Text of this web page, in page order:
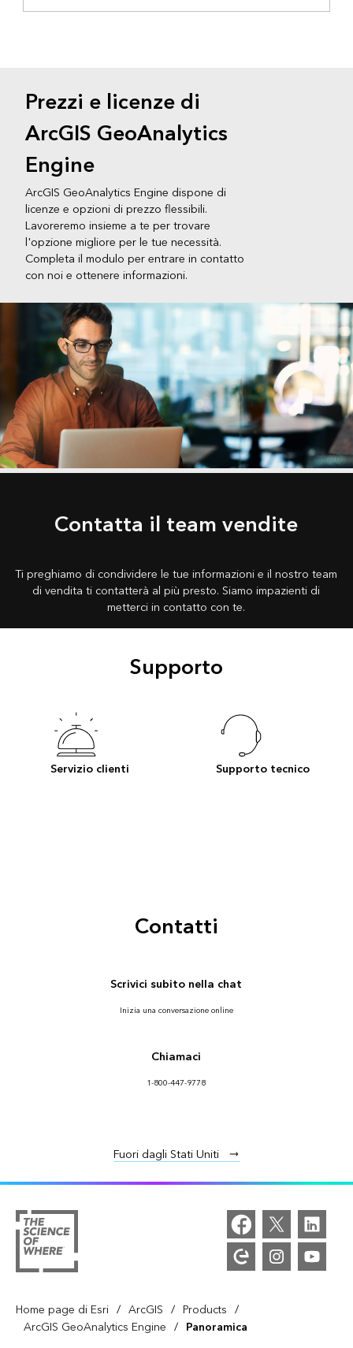
Prezzi e licenze di
ArcGIS GeoAnalytics
Engine
ArcGIS GeoAnalytics Engine dispone di
licenze e opzioni di prezzo flessibili.
Lavoreremo insieme a te per trovare
l'opzione migliore per le tue necessità.
Completa il modulo per entrare in contatto
con noi e ottenere informazioni.
Contatta il team vendite
Ti preghiamo di condividere le tue informazioni e il nostro team
di vendita ti contatterà al più presto. Siamo impazienti di
metterci in contatto con te.
Supporto
Servizio clienti Supporto tecnico
Contatti
Scrivici subito nella chat
Inizia una conversazione online
Chiamaci
1-800-447-9778
Fuori dagli Stati Uniti
Home page di Esri / ArcGIS / Products /
ArcGIS GeoAnalytics Engine / Panoramica